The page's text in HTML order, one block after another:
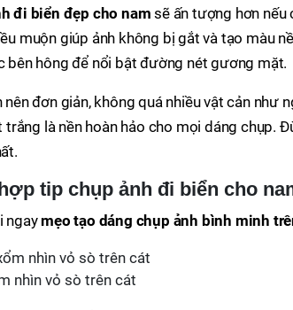
đi biển đẹp cho nam sẽ ấn tượng hơn nếu
muộn giúp ảnh không bị gắt và tạo màu
bên hông để nổi bật đường nét gương mặt.
nên đơn giản, không quá nhiều vật cản
trắng là nền hoàn hảo cho mọi dáng chụp.
tip chụp ảnh đi biển cho
ngay mẹo tạo dáng chụp ảnh bình minh
nhìn vỏ sò trên cát